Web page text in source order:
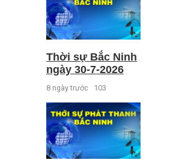
Thời sự Bắc Ninh
ngày 30-7-2026
8 ngày trước 103